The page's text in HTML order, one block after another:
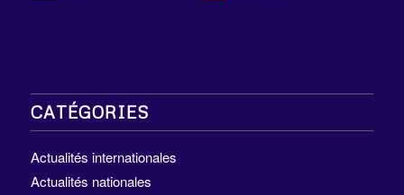
CATÉGORIES
Actualités internationales
Actualités nationales